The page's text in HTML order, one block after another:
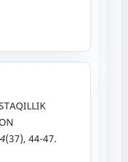
4(37), 44-47.